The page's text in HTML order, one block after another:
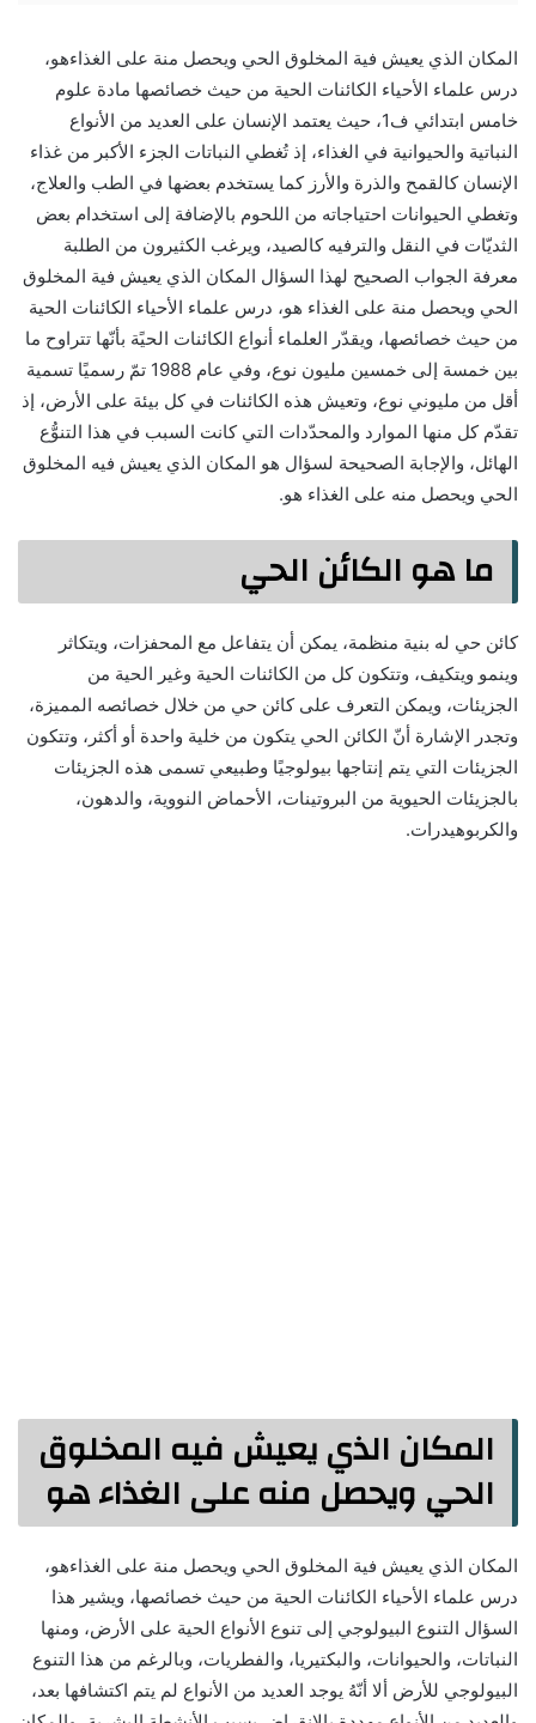
المكان الذي يعيش فية المخلوق الحي ويحصل منة على الغذاءهو،
درس علماء الأحياء الكائنات الحية من حيث خصائصها مادة علوم
خامس ابتدائي ف1، حيث يعتمد الإنسان على العديد من الأنواع
النباتية والحيوانية في الغذاء، إذ تُغطي النباتات الجزء الأكبر من غذاء
الإنسان كالقمح والذرة والأرز كما يستخدم بعضها في الطب والعلاج،
وتغطي الحيوانات احتياجاته من اللحوم بالإضافة إلى استخدام بعض
الثديّات في النقل والترفيه كالصيد، ويرغب الكثيرون من الطلبة
معرفة الجواب الصحيح لهذا السؤال المكان الذي يعيش فية المخلوق
الحي ويحصل منة على الغذاء هو، درس علماء الأحياء الكائنات الحية
من حيث خصائصها، ويقدّر العلماء أنواع الكائنات الحيًة بأنّها تتراوح ما
بين خمسة إلى خمسين مليون نوع، وفي عام 1988 تمّ رسميًا تسمية
أقل من مليوني نوع، وتعيش هذه الكائنات في كل بيئة على الأرض، إذ
تقدّم كل منها الموارد والمحدّدات التي كانت السبب في هذا التنوُّع
الهائل، والإجابة الصحيحة لسؤال هو المكان الذي يعيش فيه المخلوق
الحي ويحصل منه على الغذاء هو.
ما هو الكائن الحي
كائن حي له بنية منظمة، يمكن أن يتفاعل مع المحفزات، ويتكاثر
وينمو ويتكيف، وتتكون كل من الكائنات الحية وغير الحية من
الجزيئات، ويمكن التعرف على كائن حي من خلال خصائصه المميزة،
وتجدر الإشارة أنّ الكائن الحي يتكون من خلية واحدة أو أكثر، وتتكون
الجزيئات التي يتم إنتاجها بيولوجيًا وطبيعي تسمى هذه الجزيئات
بالجزيئات الحيوية من البروتينات، الأحماض النووية، والدهون،
والكربوهيدرات.
المكان الذي يعيش فيه المخلوق
الحي ويحصل منه على الغذاء هو
المكان الذي يعيش فية المخلوق الحي ويحصل منة على الغذاءهو،
درس علماء الأحياء الكائنات الحية من حيث خصائصها، ويشير هذا
السؤال التنوع البيولوجي إلى تنوع الأنواع الحية على الأرض، ومنها
النباتات، والحيوانات، والبكتيريا، والفطريات، وبالرغم من هذا التنوع
البيولوجي للأرض ألا أنّهُ يوجد العديد من الأنواع لم يتم اكتشافها بعد،